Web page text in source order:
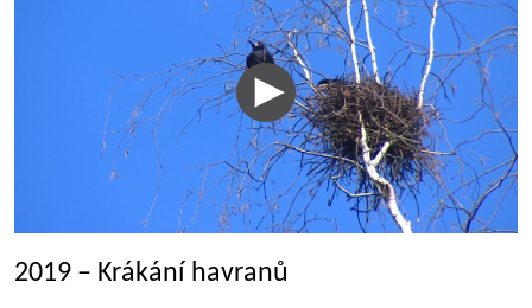
2019 – Krákání havranů